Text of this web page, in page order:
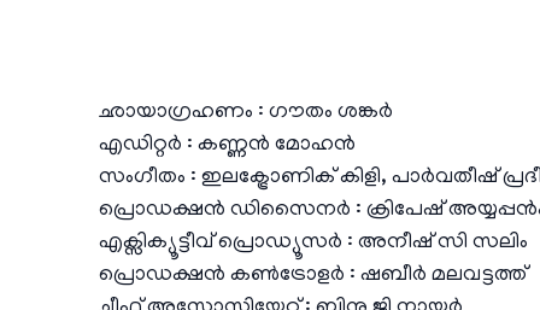
ഛായാഗ്രഹണം : ഗൗതം ശങ്കർ
എഡിറ്റർ : കണ്ണൻ മോഹൻ
സംഗീതം : ഇലക്ട്രോണിക് കിളി, പാർവതീഷ്
പ്രൊഡക്ഷൻ ഡിസൈനർ : ക്രിപേഷ്
എക്സിക്യൂട്ടീവ് പ്രൊഡ്യൂസർ : അനീഷ് സി സലിം
പ്രൊഡക്ഷൻ കൺട്രോളർ : ഷബീർ മലവട്ടത്ത്